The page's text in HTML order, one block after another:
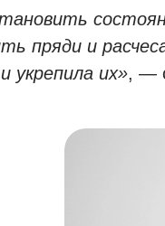
пряди и
укрепила их», —